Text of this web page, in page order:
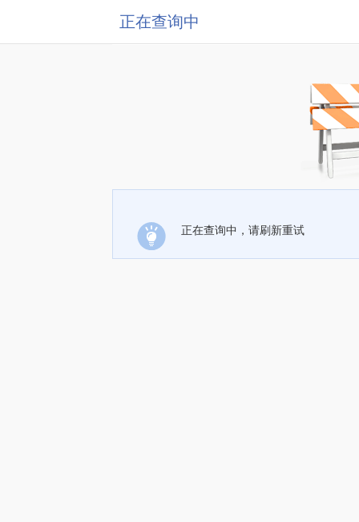
正在查询中
正在查询中，请刷新重试